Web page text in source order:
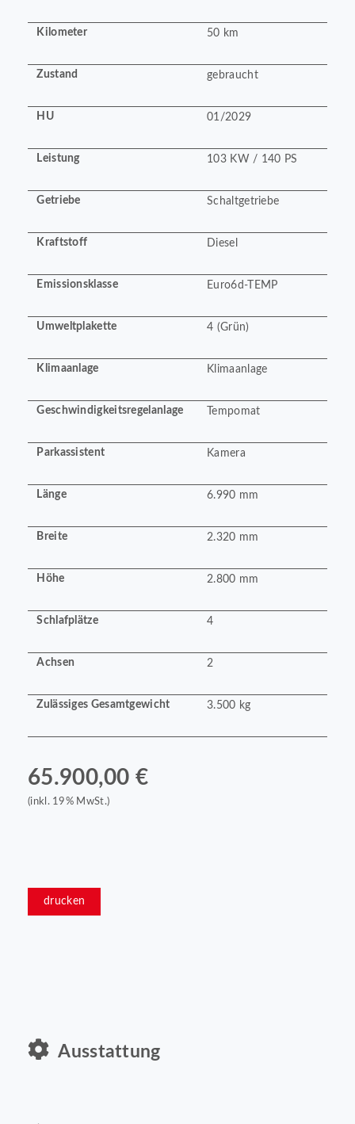
Kilometer 50 km
Zustand gebraucht
HU 01/2029
Leistung 103 KW / 140 PS
Getriebe Schaltgetriebe
Kraftstoff Diesel
Emissionsklasse Euro6d-TEMP
Umweltplakette 4 (Grün)
Klimaanlage Klimaanlage
Geschwindigkeitsregelanlage Tempomat
Parkassistent Kamera
Länge 6.990 mm
Breite 2.320 mm
Höhe 2.800 mm
Schlafplätze 4
Achsen 2
Zulässiges Gesamtgewicht 3.500 kg
65.900,00 €
(inkl. 19% MwSt.)
drucken
Ausstattung